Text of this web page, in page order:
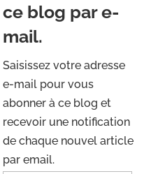
ce blog par e-
mail.
Saisissez votre adresse
e-mail pour vous
abonner à ce blog et
recevoir une notification
de chaque nouvel article
par email.